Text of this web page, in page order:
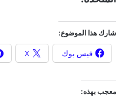
شارك هذا الموضوع:
فيس بوك X
معجب بهذه: